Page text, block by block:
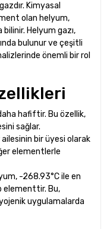
Kimyasal
olan helyum,
Helyum gazı,
bulunur ve çeşitli
önemli bir rol
hafiftir. Bu özellik,
sağlar.
bir üyesi olarak
elementlerle
-268.93°C ile en
elementtir. Bu,
uygulamalarda